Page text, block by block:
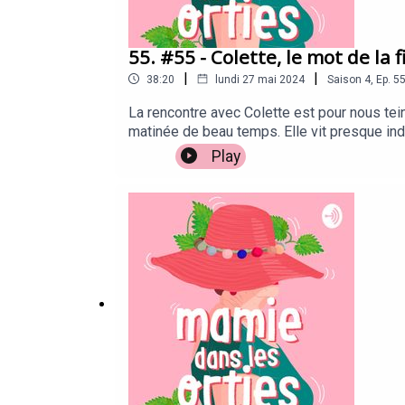
55. #55 - Colette, le mot de la
38:20 | lundi 27 mai 2024 | Saison 4, Ep. 55
La rencontre avec Colette est pour nous
matinée de beau temps. Elle vit presque
pourrait croire, en la regardant se
- Les premiers mots sont difficiles à
plus jeunes. La fin de vie est un sujet
certaine légèreté que nous rentrons chez
Fédération Française de Bridge : c'est ici
Play